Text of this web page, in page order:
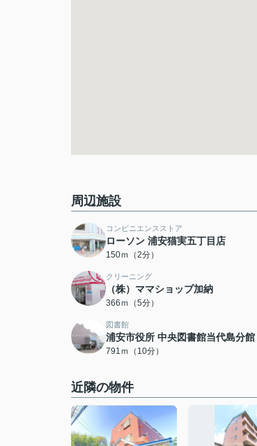
周辺施設
コンビニエンスストア
ローソン 浦安猫実五丁目店
150ｍ（2分）
クリーニング
（株）ママショップ加納
366ｍ（5分）
図書館
浦安市役所 中央図書館当代島分館
791ｍ（10分）
近隣の物件